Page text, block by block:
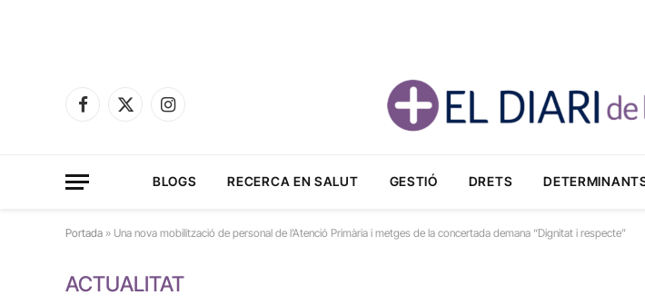
Facebook
X
Instagram
BLOGS RECERCA EN SALUT GESTIÓ DRETS
Portada » Una nova mobilització de personal de l’Atenció Primària i metges de la concertada demana “Dignitat i respecte”
ACTUALITAT